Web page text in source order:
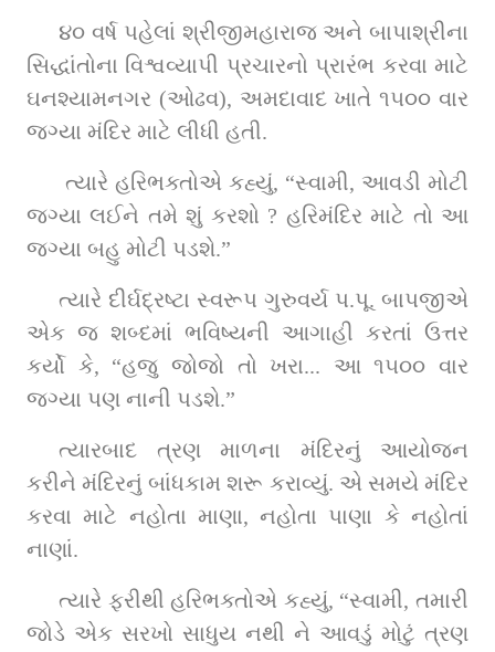
૪૦ વર્ષ પહેલાં શ્રીજીમહારાજ અને બાપાશ્રીના
સિદ્ધાંતોના વિશ્વવ્યાપી પ્રચારનો પ્રારંભ કરવા માટે
ઘનશ્યામનગર (ઓઢવ), અમદાવાદ ખાતે ૧૫૦૦ વાર
જગ્યા મંદિર માટે લીધી હતી.
જગ્યા લઈને તમે શું કરશો ? હરિમંદિર માટે તો આ
જગ્યા બહુ મોટી પડશે.”
ત્યારે દીર્ઘદ્રષ્ટા સ્વરૂપ ગુરુવર્ય પ.પૂ. બાપજીએ
એક જ શબ્દમાં ભવિષ્યની આગાહી કરતાં ઉત્તર
કર્યો કે, “હજુ જોજો તો ખરા... આ ૧૫૦૦ વાર
જગ્યા પણ નાની પડશે.”
ત્યારબાદ ત્રણ માળના મંદિરનું આયોજન
કરીને મંદિરનું બાંધકામ શરૂ કરાવ્યું. એ સમયે મંદિર
કરવા માટે નહોતા માણા, નહોતા પાણા કે નહોતાં
નાણાં.
ત્યારે ફરીથી હરિભક્તોએ કહ્યું, “સ્વામી, તમારી
જોડે એક સરખો સાધુય નથી ને આવડું મોટું ત્રણ